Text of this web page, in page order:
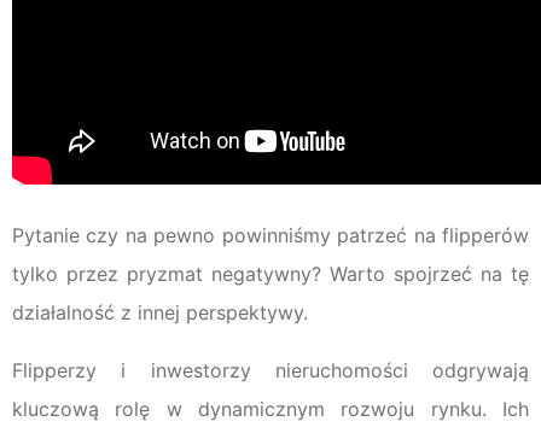
Pytanie czy na pewno powinniśmy patrzeć na flipperów
tylko przez pryzmat negatywny? Warto spojrzeć na tę
działalność z innej perspektywy.
Flipperzy i inwestorzy nieruchomości odgrywają
kluczową rolę w dynamicznym rozwoju rynku. Ich